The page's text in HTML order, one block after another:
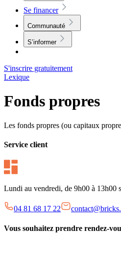
Se financer
Communauté
S’informer
S'inscrire gratuitement
Lexique
Fonds propres
Les fonds propres (ou capitaux
Service client
Lundi au vendredi, de 9h00 à 13h00
04 81 68 17 22
Vous souhaitez prendre rendez-